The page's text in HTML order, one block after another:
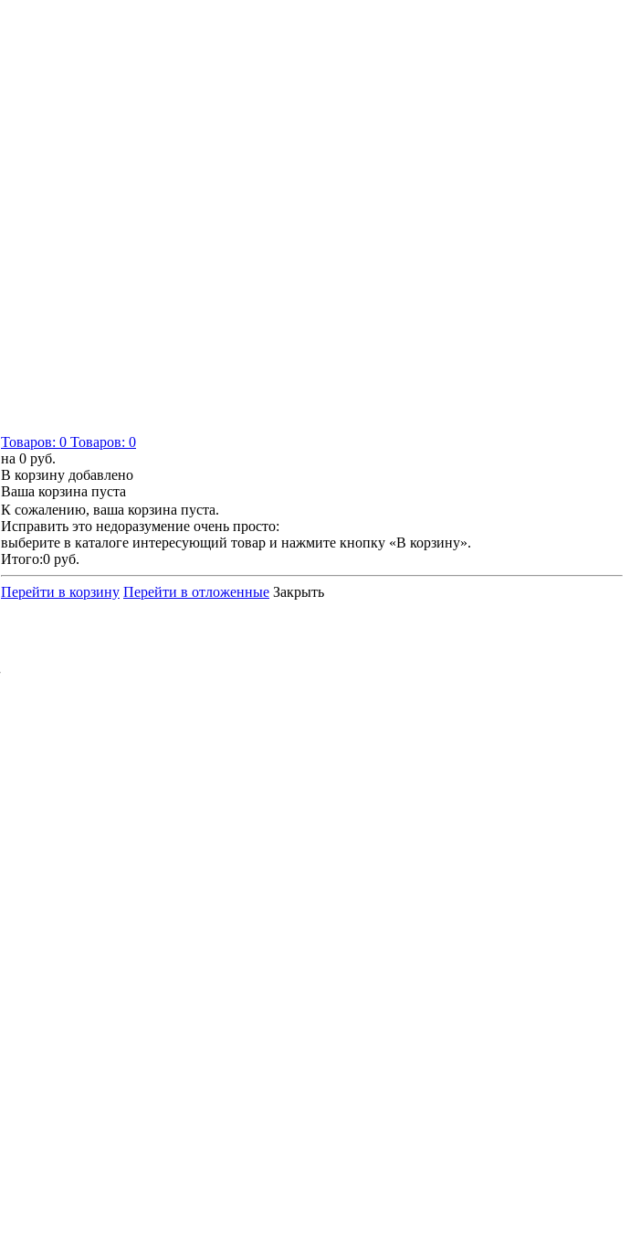
Товаров: 0 Товаров: 0
на 0 руб.
В корзину добавлено
Ваша корзина пуста
К сожалению, ваша корзина пуста.
Исправить это недоразумение очень просто:
выберите в каталоге интересующий товар и нажмите кнопку «В корзину».
Итого:0 руб.
Перейти в корзину Перейти в отложенные Закрыть